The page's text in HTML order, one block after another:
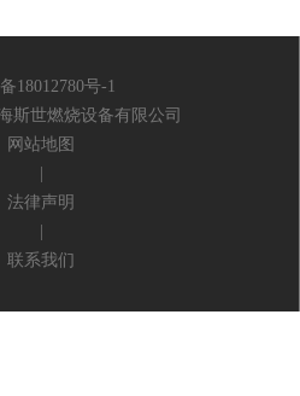
18012780号-1
斯世燃烧设备有限公司
网站地图
|
法律声明
|
联系我们